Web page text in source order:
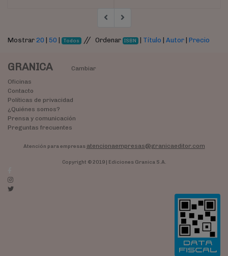
Mostrar 20 50 Todos // Ordenar ISBN Título |Autor |Precio
GRANICA
Cambiar
Oficinas
Contacto
Políticas de privacidad
¿Quiénes somos?
Prensa y comunicación
Preguntas frecuentes
Atención para empresas atencionaempresas@granicaeditor.com
Copyright © 2019 | Ediciones Granica S.A.